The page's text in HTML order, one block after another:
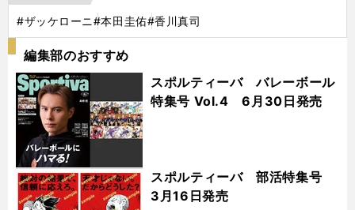
#ザッケローニ#本田圭佑#香川真司
編集部のおすすめ
スポルティーバ バレーボール
特集号 Vol.4 6月30日発売
スポルティーバ 部活特集号
3月16日発売